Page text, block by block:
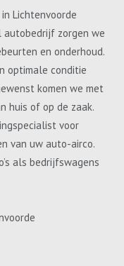
Lichtenvoorde
autobedrijf zorgen we
en onderhoud.
optimale conditie
komen we met
huis of op de zaak.
voor
van uw auto-airco.
als bedrijfswagens